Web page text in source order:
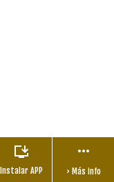
Instalar APP › Más info